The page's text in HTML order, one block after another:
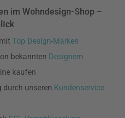
im Wohndesign-Shop –
Top Design-Marken
bekannten Designern
kaufen
durch unseren Kundenservice